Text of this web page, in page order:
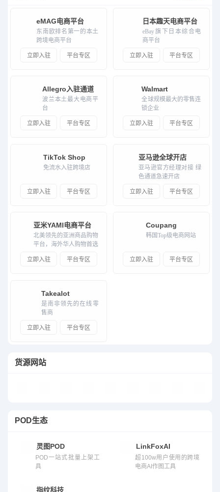
eMAG电商平台
东南欧排名第一的本土
跨境电商平台
立即入驻 平台专区
日本趣天电商平台
eBay旗下日本综合电
商平台
立即入驻 平台专区
Allegro入驻通道
波兰本土最大电商平
台
立即入驻 平台专区
Walmart
全球规模最大的零售连
锁企业
立即入驻 平台专区
TikTok Shop
免流水入驻跨境店
立即入驻 平台专区
亚马逊全球开店
亚马逊官方经理对接 绿
色通道急速开店
立即入驻 平台专区
亚米YAMI电商平台
北美领先的亚洲商品
购物平台，海外华人
立即入驻
平台专区
Coupang
韩国Top级电商网站
立即入驻 平台专区
Takealot
是南非领先的在线零
售商
立即入驻 平台专区
货源网站
POD生态
灵图POD
POD一站式批量上架工
具
LinkFoxAI
超100w用户使用的跨境
电商AI作图工具
指纹科技